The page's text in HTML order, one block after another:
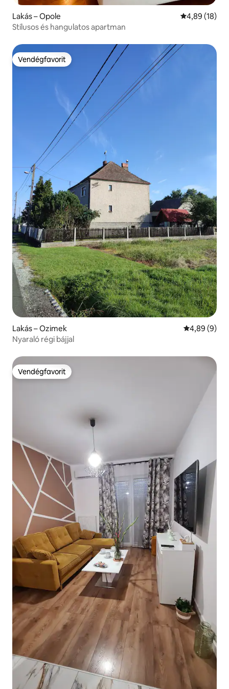
Lakás – Opole Átlagos
4,89 (18)
Stílusos és hangulatos apartman
Vendégfavorit
Vendégfavorit
Lakás – Ozimek Átlagos
4,89 (9)
Nyaraló régi bájjal
Vendégfavorit
Vendégfavorit